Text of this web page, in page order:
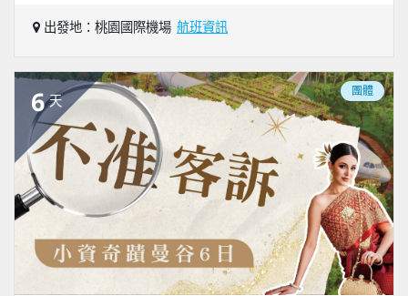
出發地：桃園國際機場 航班資訊
6 天
團體